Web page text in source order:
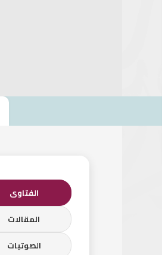
الفتاوى
المقالات
الصوتيات